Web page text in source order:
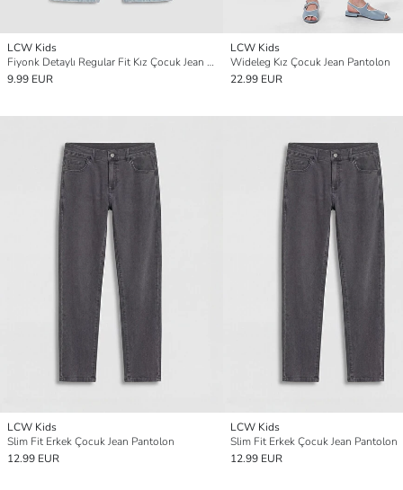
LCW Kids
Fiyonk Detaylı Regular Fit Kız Çocuk Jean Pantolon
9.99 EUR
LCW Kids
Wideleg Kız Çocuk Jean Pantolon
22.99 EUR
LCW Kids
Slim Fit Erkek Çocuk Jean Pantolon
12.99 EUR
LCW Kids
Slim Fit Erkek Çocuk Jean Pantolon
12.99 EUR